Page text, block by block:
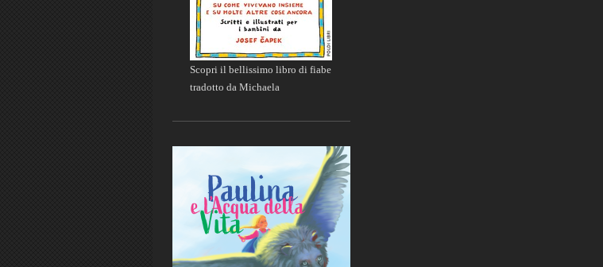
Scopri il bellissimo libro di fiabe
tradotto da Michaela